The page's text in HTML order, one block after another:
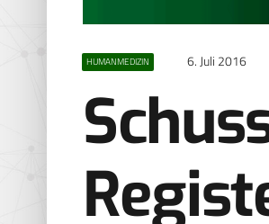
HUMANMEDIZIN 6. Juli 2016